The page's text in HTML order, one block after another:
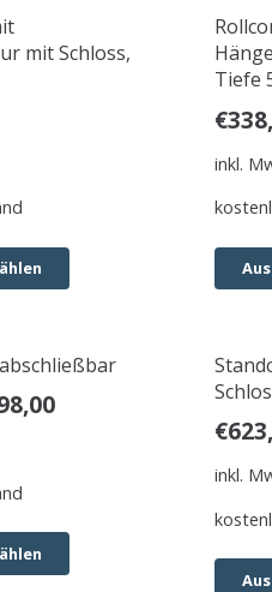
mit Schloss,
Tiefe
€
inkl.
€
inkl.